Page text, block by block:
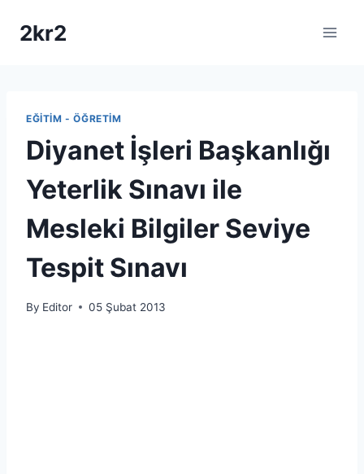
2kr2
EĞITIM - ÖĞRETIM
Diyanet İşleri Başkanlığı
Yeterlik Sınavı ile
Mesleki Bilgiler Seviye
Tespit Sınavı
By Editor 05 Şubat 2013